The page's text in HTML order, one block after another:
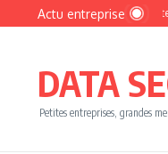
Aller au contenu
Actu entreprise
devenir pentester sans
DATA
Petites entreprises, grandes